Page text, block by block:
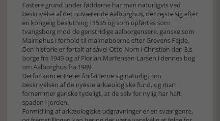
Fastere grund under fødderne har man naturligvis ved
beskrivelse af det nuværende Aalborghus, der rejste sig efter
en kongelig beslutning i 1535 og som opførtes som
tvangsborg mod de genstridige aalborgensere, ganske som
Malmøhus i forhold til malmøboerne efter Grevens Fejde.
Den historie er fortalt af såvel Otto Norn i Christian den 3.s
borge fra 1949 og af Florian Martensen-Larsen i dennes bog
om Aalborghus fra 1989.
Derfor koncentrerer forfatterne sig naturligt om
beskrivelsen af de nyeste arkæologiske fund, og man
fornemmer ganske tydeligt, at de selv for nylig har haft
spaden i jorden.
Formidling af arkæologiske udgravninger er en svær genre,